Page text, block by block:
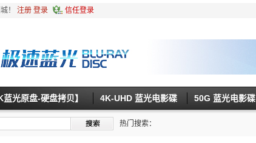
！ 注册 登录 信任登录
蓝光原盘-硬盘拷贝】 4K-UHD 蓝光电影碟 50G 蓝光电影碟
热门搜索：